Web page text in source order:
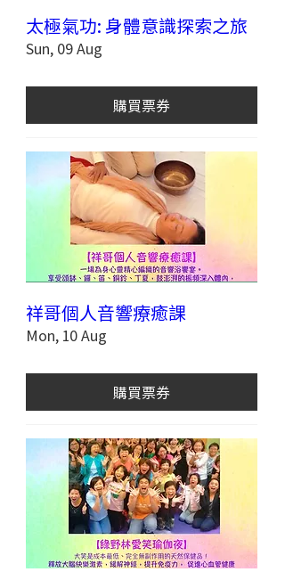
太極氣功: 身體意識探索之旅
Sun, 09 Aug
購買票券
祥哥個人音響療癒課
Mon, 10 Aug
購買票券